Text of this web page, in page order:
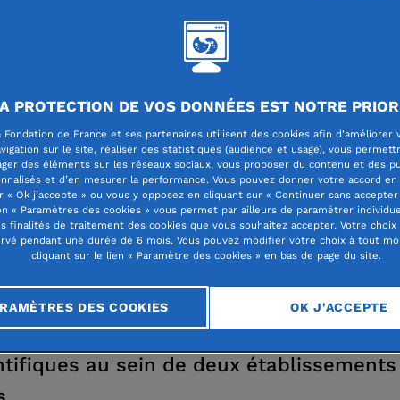
MICHEL
Michel Quesnoy intervient dans
en remettant bourses et prix
engagés dans des filières
au sein de deux établissements
PROTECTION DE VOS DONNÉES EST NOTRE
Fondation de France et ses partenaires utilisent des cookies afin d'améliorer
sur le site, réaliser des statistiques (audience et usage), vous
des éléments sur les réseaux sociaux, vous proposer du contenu et des
et d’en mesurer la performance. Vous pouvez donner votre accord
« Ok j’accepte » ou vous y opposez en cliquant sur « Continuer sans accepter
« Paramètres des cookies » vous permet par ailleurs de paramétrer
finalités de traitement des cookies que vous souhaitez accepter. Votre choix
pendant une durée de 6 mois. Vous pouvez modifier votre choix à tout
cliquant sur le lien « Paramètre des cookies » en bas de page du site.
DES COOKIES OK J'ACCEPTE